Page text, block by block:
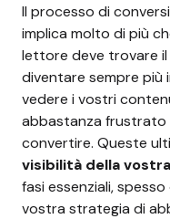
Il processo di
implica molto di più
lettore deve trovare
diventare sempre più
vedere i vostri
abbastanza frustrato
convertire. Queste
visibilità della
fasi essenziali,
vostra strategia di